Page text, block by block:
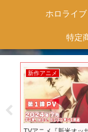
ホロライブ
新作アニメ